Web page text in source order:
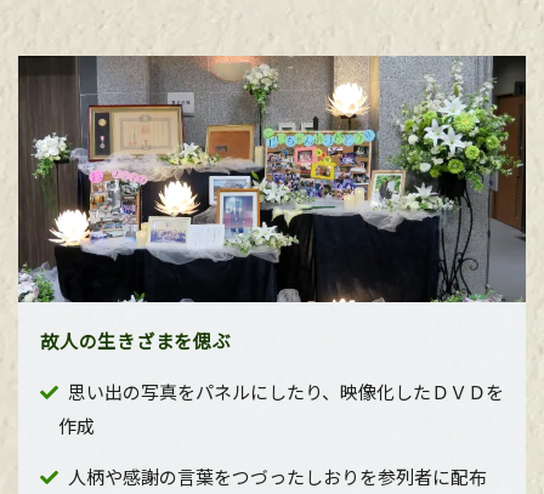
故人の生きざまを偲ぶ
思い出の写真をパネルにしたり、映像化したＤＶＤを
作成
人柄や感謝の言葉をつづったしおりを参列者に配布